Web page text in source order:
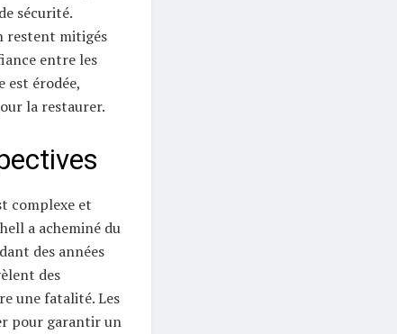
sécurité.
restent mitigés
entre les
est érodée,
la restaurer.
complexe et
a acheminé du
des années
des
une fatalité. Les
pour garantir un